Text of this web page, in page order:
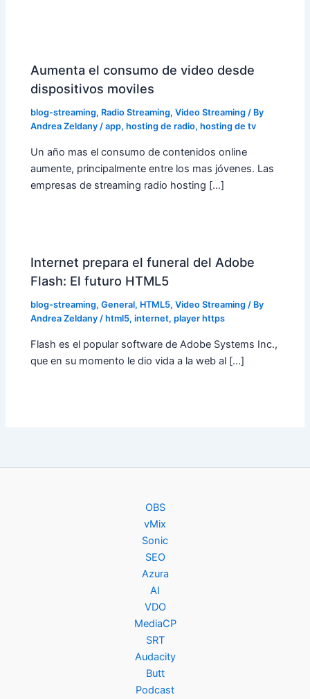
Aumenta el consumo de video desde
dispositivos moviles
blog-streaming, Radio Streaming,Video Streaming / By
Andrea Zeldany /app,hosting de radio,hosting de tv
Un año mas el consumo de contenidos online
aumente, principalmente entre los mas jóvenes. Las
empresas de streaming radio hosting […]
Internet prepara el funeral del Adobe
Flash: El futuro HTML5
blog-streaming,General, HTML5,Video Streaming / By
Andrea Zeldany/html5,internet,player https
Flash es el popular software de Adobe Systems Inc.,
que en su momento le dio vida a la web al […]
OBS
vMix
Sonic
SEO
Azura
AI
VDO
MediaCP
SRT
Audacity
Butt
Podcast